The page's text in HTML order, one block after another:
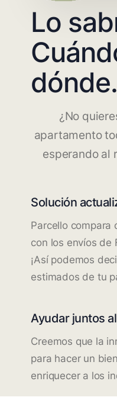
Lo
dónde.
¿No
apartamento
esperando al
Solución
Parcello compara
con los envíos de
¡Así podemos
estimados de tu
Ayudar juntos
Creemos que la
para hacer un
enriquecer a los